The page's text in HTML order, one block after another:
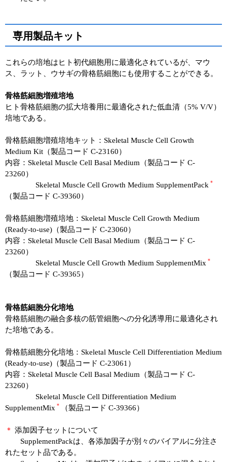
専用製品キット
これらの培地はヒト初代細胞用に最適化されているが、マウ
ス、ラット、ウサギの骨格筋細胞にも使用することができる。
骨格筋細胞増殖培地
ヒト骨格筋細胞の拡大培養用に最適化された低血清（5% V/V）
培地である。
骨格筋細胞増殖培地キット：Skeletal Muscle Cell Growth
Medium Kit（製品コード C-23160）
内容：Skeletal Muscle Cell Basal Medium（製品コード C-
23260）
Skeletal Muscle Cell Growth Medium SupplementPack ＊
（製品コード C-39360）
骨格筋細胞増殖培地：Skeletal Muscle Cell Growth Medium
(Ready-to-use)（製品コード C-23060）
内容：Skeletal Muscle Cell Basal Medium（製品コード C-
23260）
Skeletal Muscle Cell Growth Medium SupplementMix ＊
（製品コード C-39365）
骨格筋細胞分化培地
骨格筋細胞の融合多核の筋管細胞への分化誘導用に最適化され
た培地である。
骨格筋細胞分化培地：Skeletal Muscle Cell Differentiation Medium
(Ready-to-use)（製品コード C-23061）
内容：Skeletal Muscle Cell Basal Medium（製品コード C-
23260）
Skeletal Muscle Cell Differentiation Medium
SupplementMix ＊ （製品コード C-39366）
＊ 添加因子セットについて
SupplementPackは、各添加因子が別々のバイアルに分注さ
れたセット品である。